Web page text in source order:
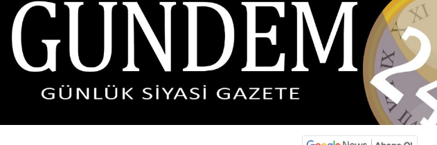
11:42 Erzincan’da Kadına Yönelik Şiddetle Mücadele İçin Kurumlar Bir Araya Geldi
11:41 Hafızlık Sadece Ezber Değil, Kur’an’ın Anlamıyla Yaşamaktır
HSK Başkanvekili Fuzuli Aydoğdu’dan Erzincan Valisi Hamza Aydoğdu’ya Ziyaret